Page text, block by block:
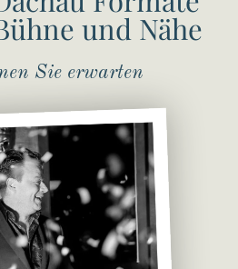
und Nähe
Sie erwarten